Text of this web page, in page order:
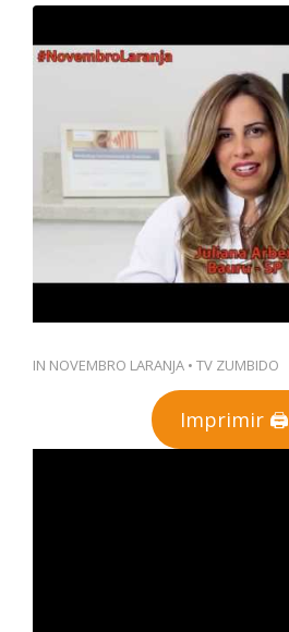
IN NOVEMBRO LARANJA • TV ZUMBIDO
Imprimir 🖨